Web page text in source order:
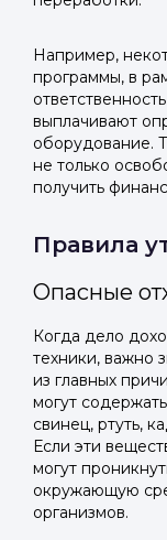
или
или
Например,
программы, в
выплачивают
оборудование.
не только
получить
Правила
Опасные
Когда дело
техники, важно
из главных
могут
свинец, ртуть,
Если эти
могут
окружающую
организмов.